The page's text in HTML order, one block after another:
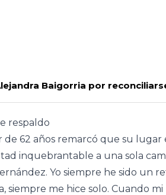
Baigorria por
respaldo
62 años remarcó que su lugar
inquebrantable a una sola
Yo siempre he sido un
siempre me hice solo. Cuando mi